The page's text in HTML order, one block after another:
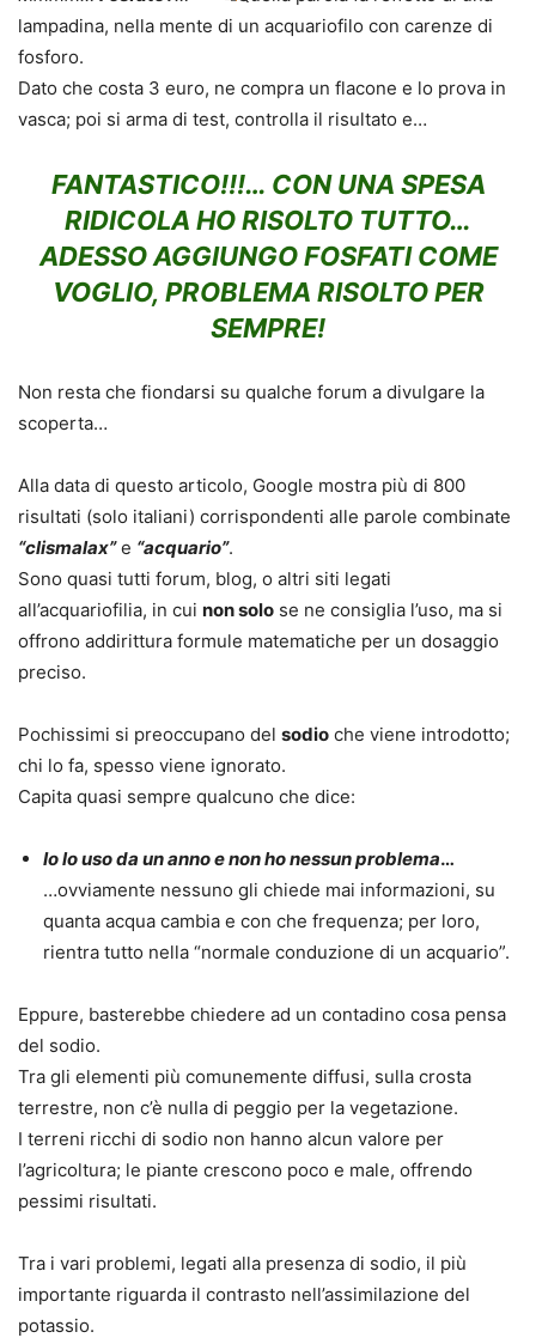
lampadina, nella mente di un acquariofilo con carenze di
fosforo.
Dato che costa 3 euro, ne compra un flacone e lo prova in
vasca; poi si arma di test, controlla il risultato e…
FANTASTICO!!!… CON UNA SPESA
RIDICOLA HO RISOLTO TUTTO…
ADESSO AGGIUNGO FOSFATI COME
VOGLIO, PROBLEMA RISOLTO PER
SEMPRE!
Non resta che fiondarsi su qualche forum a divulgare la
scoperta…
Alla data di questo articolo, Google mostra più di 800
risultati (solo italiani) corrispondenti alle parole combinate
“clismalax”e “acquario”.
Sono quasi tutti forum, blog, o altri siti legati
all’acquariofilia, in cui non solo se ne consiglia l’uso, ma si
offrono addirittura formule matematiche per un dosaggio
preciso.
Pochissimi si preoccupano del sodio che viene introdotto;
chi lo fa, spesso viene ignorato.
Capita quasi sempre qualcuno che dice:
Io lo uso da un anno e non ho nessun problema…
…ovviamente nessuno gli chiede mai informazioni, su
quanta acqua cambia e con che frequenza; per loro,
rientra tutto nella “normale conduzione di un acquario”.
Eppure, basterebbe chiedere ad un contadino cosa pensa
del sodio.
Tra gli elementi più comunemente diffusi, sulla crosta
terrestre, non c’è nulla di peggio per la vegetazione.
I terreni ricchi di sodio non hanno alcun valore per
l’agricoltura; le piante crescono poco e male, offrendo
pessimi risultati.
Tra i vari problemi, legati alla presenza di sodio, il più
importante riguarda il contrasto nell’assimilazione del
potassio.